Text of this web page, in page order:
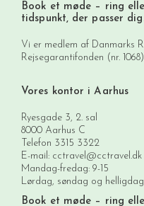
Book et møde – ring
tidspunkt, der passer
Vi er medlem af Danmarks
Rejsegarantifonden (nr.
Vores kontor i Aarhus
Ryesgade 3, 2. sal
8000 Aarhus C
Telefon 3315 3322
E-mail: cctravel@cctravel.dk
Mandag-fredag: 9-15
Lørdag, søndag og
Book et møde – ring